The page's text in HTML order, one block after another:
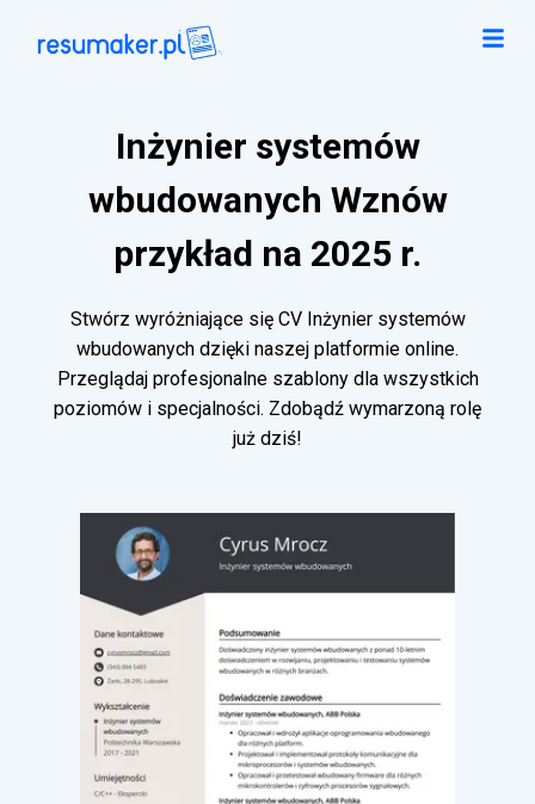
Inżynier systemów
wbudowanych Wznów
przykład na 2025 r.
Stwórz wyróżniające się CV Inżynier systemów
wbudowanych dzięki naszej platformie online.
Przeglądaj profesjonalne szablony dla wszystkich
poziomów i specjalności. Zdobądź wymarzoną rolę
już dziś!